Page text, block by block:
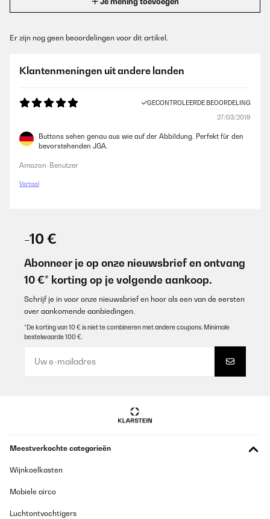
Er zijn nog geen beoordelingen voor dit artikel.
Klantenmeningen uit andere landen
GECONTROLEERDE BEOORDELING
27/03/2019
Buttons sehen genau aus wie auf der Abbildung. Perfekt für den
bevorstehenden JGA.
Amazon-Benutzer
Vertaal
-10 €
Abonneer je op onze nieuwsbrief en ontvang
10 €* korting op je volgende aankoop.
Schrijf je in voor onze nieuwsbrief en hoor als een van de eersten
over aankomende aanbiedingen.
*De korting van 10 € is niet te combineren met andere coupons. Minimale
bestelwaarde 100 €.
Meestverkochte categorieën
Wijnkoelkasten
Mobiele airco
Luchtontvochtigers